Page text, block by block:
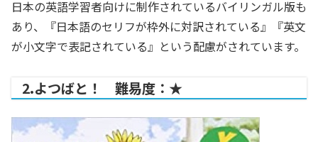
日本の英語学習者向けに制作されているバイリンガル版も
あり、『日本語のセリフが枠外に対訳されている』『英文
が小文字で表記されている』という配慮がされています。
2.よつばと！ 難易度：★